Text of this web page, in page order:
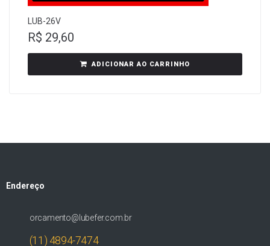
LUB-26V
R$ 29,60
ADICIONAR AO CARRINHO
Endereço
orcamento@lubefer.com.br
(11) 4894-7474